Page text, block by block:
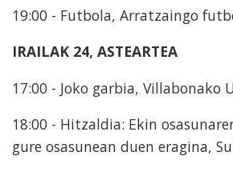
19:00 - Futbola, Arratzaingo
IRAILAK 24, ASTEARTEA
17:00 - Joko garbia, Villabonako
18:00 - Hitzaldia: Ekin
gure osasunean duen eragina,